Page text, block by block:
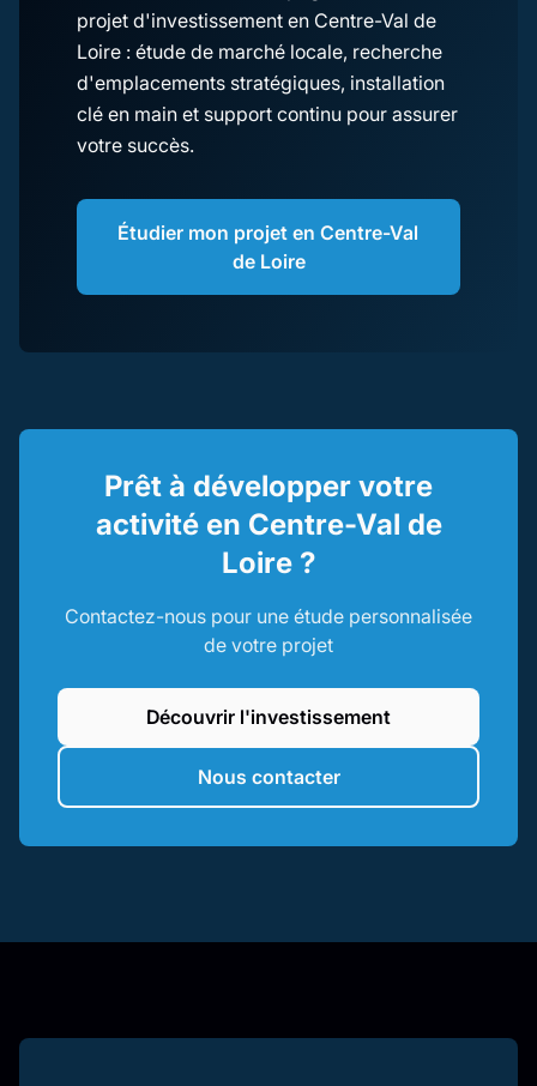
projet d'investissement en Centre-Val de
Loire : étude de marché locale, recherche
d'emplacements stratégiques, installation
clé en main et support continu pour assurer
votre succès.
Étudier mon projet en Centre-Val
de Loire
Prêt à développer votre
activité en Centre-Val de
Loire ?
Contactez-nous pour une étude personnalisée
de votre projet
Découvrir l'investissement
Nous contacter